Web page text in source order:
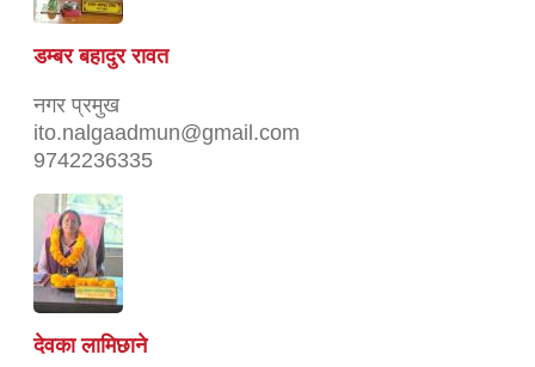
डम्बर बहादुर रावत
नगर प्रमुख
ito.nalgaadmun@gmail.com
9742236335
देवका लामिछाने